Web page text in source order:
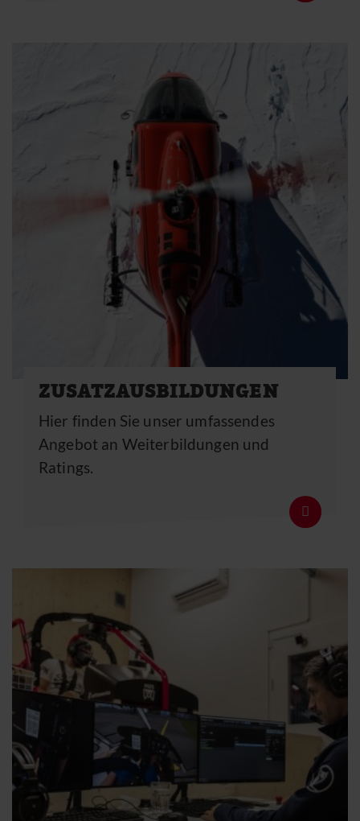
ZUSATZAUSBILDUNGEN
Hier finden Sie unser umfassendes
Angebot an Weiterbildungen und
Ratings.
Details